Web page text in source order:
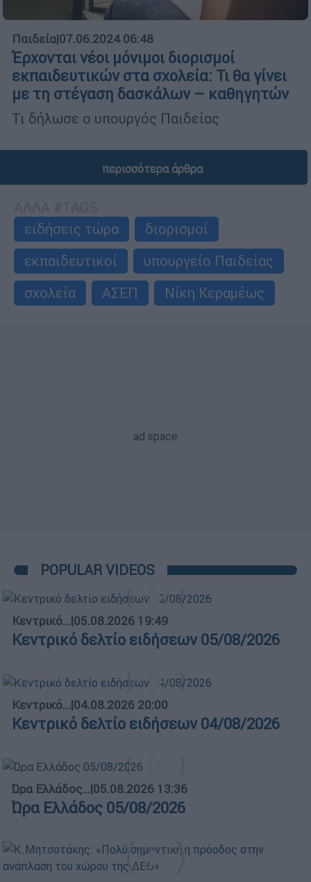
Παιδεία|07.06.2024 06:48
Έρχονται νέοι μόνιμοι διορισμοί
εκπαιδευτικών στα σχολεία: Τι θα γίνει
με τη στέγαση δασκάλων – καθηγητών
Τι δήλωσε ο υπουργός Παιδείας
περισσότερα άρθρα
ειδήσεις τώρα
διορισμοί
εκπαιδευτικοί
υπουργείο Παιδείας
σχολεία
ΑΣΕΠ Νίκη Κεραμέως
POPULAR VIDEOS
Κεντρικό...|05.08.2026 19:49
Κεντρικό δελτίο ειδήσεων 05/08/2026
Κεντρικό...|04.08.2026 20:00
Κεντρικό δελτίο ειδήσεων 04/08/2026
Ώρα Ελλάδος...|05.08.2026 13:36
Ώρα Ελλάδος 05/08/2026